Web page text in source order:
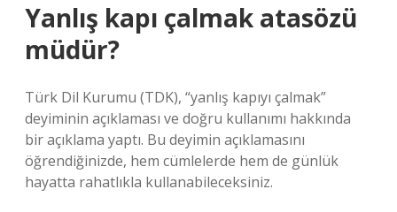
Yanlış kapı çalmak atasözü
müdür?
Türk Dil Kurumu (TDK), “yanlış kapıyı çalmak”
deyiminin açıklaması ve doğru kullanımı hakkında
bir açıklama yaptı. Bu deyimin açıklamasını
öğrendiğinizde, hem cümlelerde hem de günlük
hayatta rahatlıkla kullanabileceksiniz.